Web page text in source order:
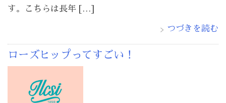
す。こちらは長年 […]
つづきを読む
ローズヒップってすごい！